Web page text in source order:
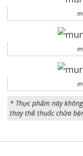
* Thực phẩm này
thay thế thuốc chữa